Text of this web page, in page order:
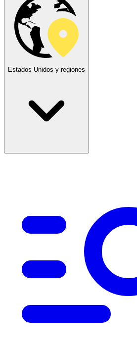
Estados Unidos y regiones